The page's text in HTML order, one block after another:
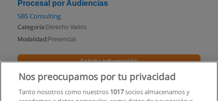
Procesal por Audiencias
SBS Consulting
Categoría: Derecho Varios
Modalidad: Presencial
Impartido en:
Solicita información
Nos preocupamos por tu privacidad
Tanto nosotros como nuestros 1017socios almacenamos y